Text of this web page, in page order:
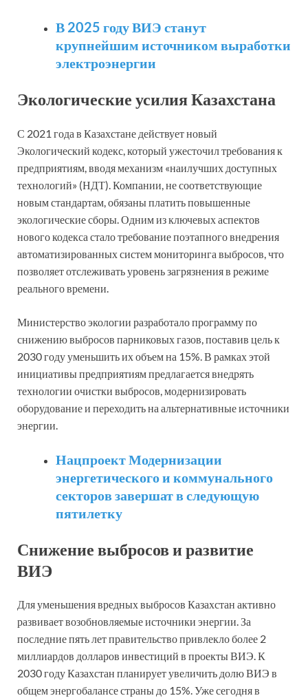
В 2025 году ВИЭ станут
крупнейшим источником выработки
электроэнергии
Экологические усилия Казахстана
С 2021 года в Казахстане действует новый
Экологический кодекс, который ужесточил требования к
предприятиям, вводя механизм «наилучших доступных
технологий» (НДТ). Компании, не соответствующие
новым стандартам, обязаны платить повышенные
экологические сборы. Одним из ключевых аспектов
нового кодекса стало требование поэтапного внедрения
автоматизированных систем мониторинга выбросов, что
позволяет отслеживать уровень загрязнения в режиме
реального времени.
Министерство экологии разработало программу по
снижению выбросов парниковых газов, поставив цель к
2030 году уменьшить их объем на 15%. В рамках этой
инициативы предприятиям предлагается внедрять
технологии очистки выбросов, модернизировать
оборудование и переходить на альтернативные источники
энергии.
Нацпроект Модернизации
энергетического и коммунального
секторов завершат в следующую
пятилетку
Снижение выбросов и развитие
ВИЭ
Для уменьшения вредных выбросов Казахстан активно
развивает возобновляемые источники энергии. За
последние пять лет правительство привлекло более 2
миллиардов долларов инвестиций в проекты ВИЭ. К
2030 году Казахстан планирует увеличить долю ВИЭ в
общем энергобалансе страны до 15%. Уже сегодня в